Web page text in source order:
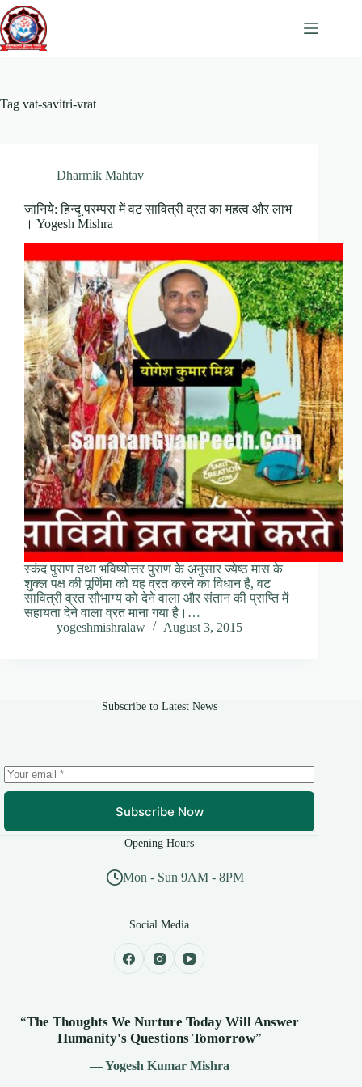
Skip
to
content
Tag vat-savitri-vrat
Dharmik Mahtav
जानिये: हिन्दू परम्परा में वट सावित्री व्रत का महत्व और लाभ
। Yogesh Mishra
स्कंद पुराण तथा भविष्योत्तर पुराण के अनुसार ज्येष्ठ मास के
शुक्ल पक्ष की पूर्णिमा को यह व्रत करने का विधान है, वट
सावित्री व्रत सौभाग्य को देने वाला और संतान की प्राप्ति में
सहायता देने वाला व्रत माना गया है।…
yogeshmishralaw
August 3, 2015
Subscribe to Latest News
Subscribe Now
Opening Hours
Mon - Sun 9AM - 8PM
Social Media
“The Thoughts We Nurture Today Will Answer
Humanity's Questions Tomorrow”
— Yogesh Kumar Mishra